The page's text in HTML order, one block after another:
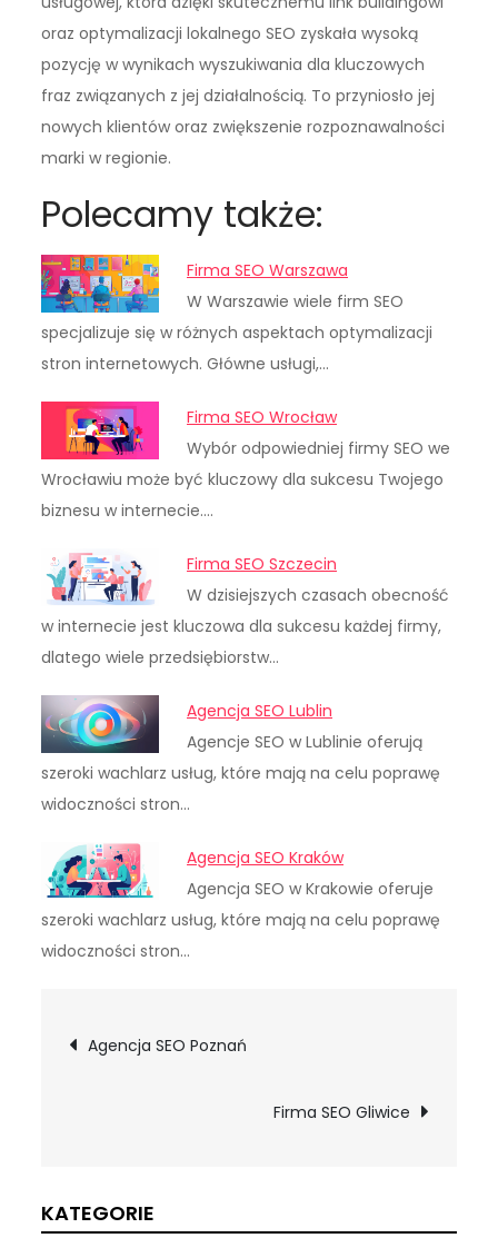
oraz optymalizacji lokalnego SEO zyskała wysoką
pozycję w wynikach wyszukiwania dla kluczowych
fraz związanych z jej działalnością. To przyniosło jej
nowych klientów oraz zwiększenie rozpoznawalności
marki w regionie.
Polecamy także:
Firma SEO Warszawa
W Warszawie wiele firm SEO
specjalizuje się w różnych aspektach optymalizacji
stron internetowych. Główne usługi,…
Firma SEO Wrocław
Wybór odpowiedniej firmy SEO we
Wrocławiu może być kluczowy dla sukcesu Twojego
biznesu w internecie.…
Firma SEO Szczecin
W dzisiejszych czasach obecność
w internecie jest kluczowa dla sukcesu każdej firmy,
dlatego wiele przedsiębiorstw…
Agencja SEO Lublin
Agencje SEO w Lublinie oferują
szeroki wachlarz usług, które mają na celu poprawę
widoczności stron…
Agencja SEO Kraków
Agencja SEO w Krakowie oferuje
szeroki wachlarz usług, które mają na celu poprawę
widoczności stron…
Nawigacja
Agencja SEO Poznań
Firma SEO Gliwice
KATEGORIE